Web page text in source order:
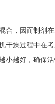
合，因而制剂
干燥过程中在
越好，确保活